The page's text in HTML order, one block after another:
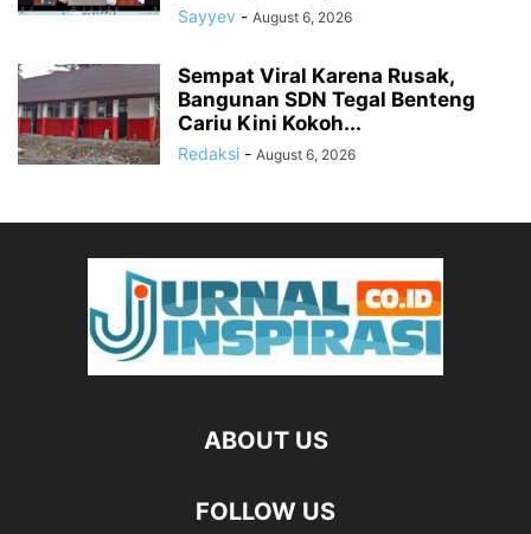
Sayyev - August 6, 2026
Sempat Viral Karena Rusak,
Bangunan SDN Tegal Benteng
Cariu Kini Kokoh...
Redaksi - August 6, 2026
ABOUT US
FOLLOW US